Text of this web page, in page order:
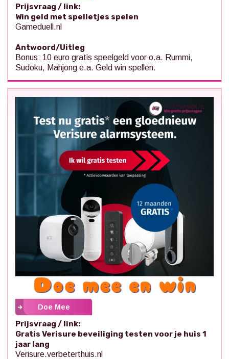
Prijsvraag / link:
Win geld met spelletjes spelen
Gameduell.nl
Antwoord/Uitleg
Bonus: 10 euro gratis speelgeld voor o.a. Rummi,
Sudoku, Mahjong e.a. Geld win spellen.
Doe Mee
Prijsvraag / link:
Gratis Verisure beveiliging testen voor je huis 1
jaar lang
Verisure.verbeterthuis.nl